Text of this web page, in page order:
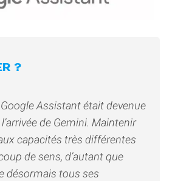
?
Assistant était devenue
de Gemini. Maintenir
capacités très différentes
de sens, d’autant que
désormais tous ses